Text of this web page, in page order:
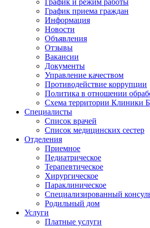
График и режим работы
График приема граждан
Информация
Новости
Объявления
Отзывы
Вакансии
Документы
Управление качеством
Противодействие коррупции
Политика в отношении
Схема территории Клиники
Специалисты
Список врачей
Список медицинских сестер
Отделения
Приемное
Педиатрическое
Терапевтическое
Хирургическое
Параклиническое
Специализированный
Родильный дом
Услуги
Платные услуги